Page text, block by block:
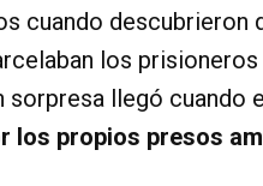
cuando descubrieron
los
sorpresa llegó cuando
los propios presos